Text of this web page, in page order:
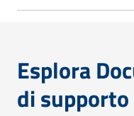
Esplora
di supporto